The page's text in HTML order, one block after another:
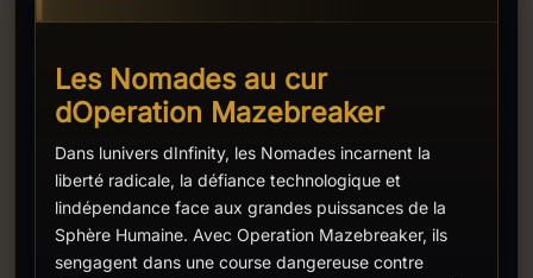
Les Nomades au cur
dOperation Mazebreaker
Dans lunivers dInfinity, les Nomades incarnent la
liberté radicale, la défiance technologique et
lindépendance face aux grandes puissances de la
Sphère Humaine. Avec Operation Mazebreaker, ils
sengagent dans une course dangereuse contre